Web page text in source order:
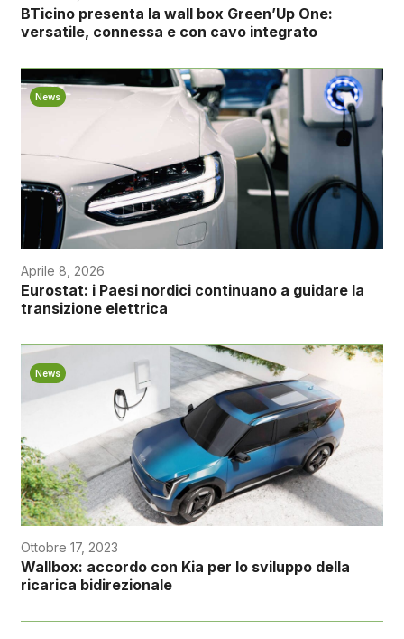
BTicino presenta la wall box Green’Up One:
versatile, connessa e con cavo integrato
News
Aprile 8, 2026
Eurostat: i Paesi nordici continuano a guidare la
transizione elettrica
News
Ottobre 17, 2023
Wallbox: accordo con Kia per lo sviluppo della
ricarica bidirezionale